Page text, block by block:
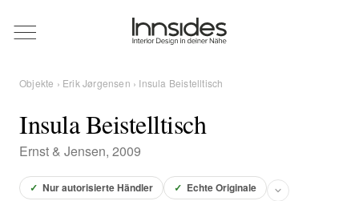
Magazin
Showrooms
Designer
Objekte › Erik Jørgensen › Insula Beistelltisch
Insula Beistelltisch
Ernst & Jensen, 2009
✓ Nur autorisierte Händler ✓ Echte Originale